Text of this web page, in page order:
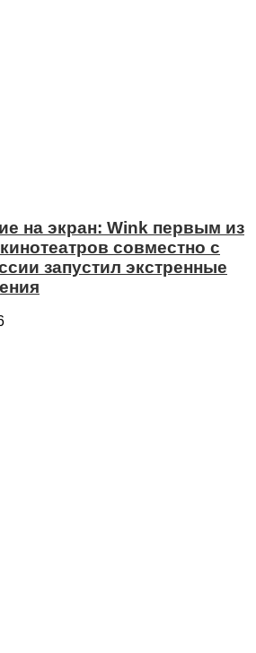
на экран: Wink первым из
совместно с
запустил экстренные